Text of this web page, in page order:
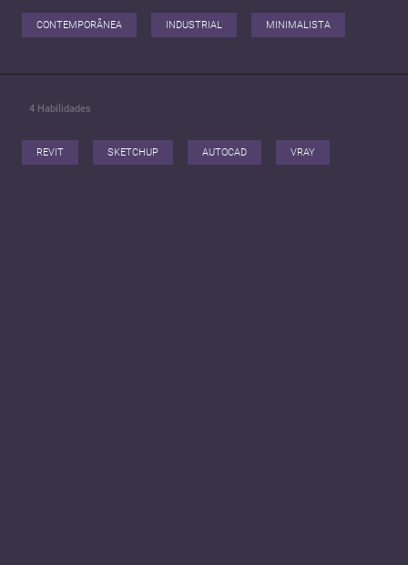
CONTEMPORÂNEA INDUSTRIAL MINIMALISTA
4 Habilidades
REVIT SKETCHUP AUTOCAD VRAY